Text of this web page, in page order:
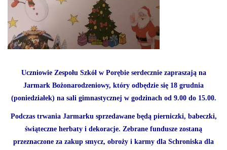
Uczniowie Zespołu Szkół w Porębie serdecznie zapraszają na
Jarmark Bożonarodzeniowy, który odbędzie się 18 grudnia
(poniedziałek) na sali gimnastycznej w godzinach od 9.00 do 15.00.
Podczas trwania Jarmarku sprzedawane będą pierniczki, babeczki,
świąteczne herbaty i dekoracje. Zebrane fundusze zostaną
przeznaczone za zakup smycz, obroży i karmy dla Schroniska dla